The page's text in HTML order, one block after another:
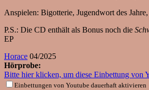
Anspielen: Bigotterie, Jugendwort des
P.S.: Die CD enthält als Bonus noch die
EP
Horace 04/2025
Hörprobe:
Bitte hier klicken, um diese Einbettung von
Einbettungen von Youtube dauerhaft aktivieren